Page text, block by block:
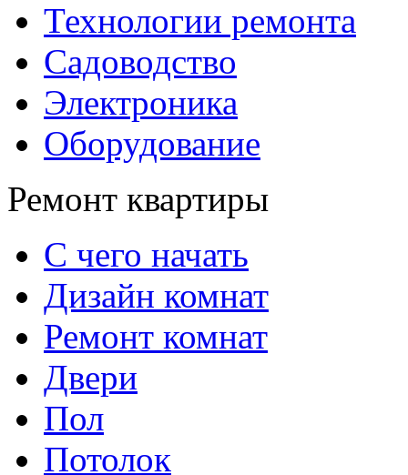
Технологии ремонта
Садоводство
Электроника
Оборудование
Ремонт квартиры
С чего начать
Дизайн комнат
Ремонт комнат
Двери
Пол
Потолок